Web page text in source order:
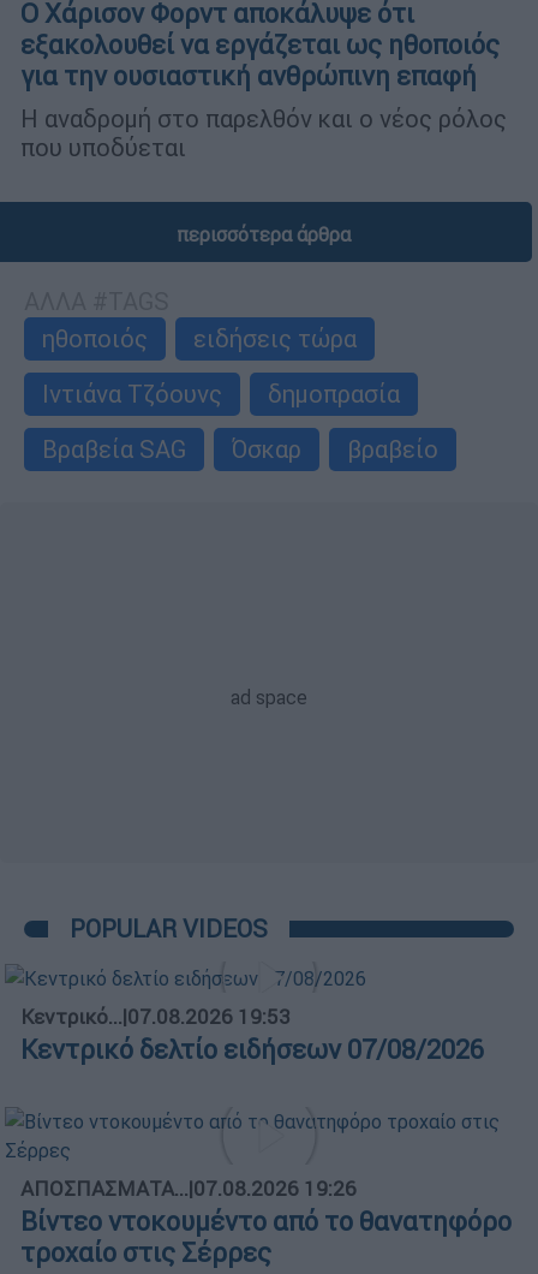
Ο Χάρισον Φορντ αποκάλυψε ότι
εξακολουθεί να εργάζεται ως ηθοποιός
για την ουσιαστική ανθρώπινη επαφή
Η αναδρομή στο παρελθόν και ο νέος ρόλος
που υποδύεται
περισσότερα άρθρα
ηθοποιός
ειδήσεις τώρα
Ιντιάνα Τζόουνς
δημοπρασία
Βραβεία SAG
Όσκαρ βραβείο
POPULAR VIDEOS
Κεντρικό...|07.08.2026 19:53
Κεντρικό δελτίο ειδήσεων 07/08/2026
ΑΠΟΣΠΑΣΜΑΤΑ...|07.08.2026 19:26
Βίντεο ντοκουμέντο από το θανατηφόρο
τροχαίο στις Σέρρες